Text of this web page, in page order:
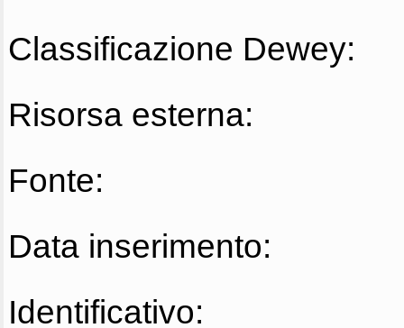
Classificazione Dewey:
Risorsa esterna:
Fonte:
Data inserimento:
Identificativo: